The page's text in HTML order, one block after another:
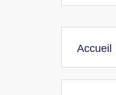
Accueil